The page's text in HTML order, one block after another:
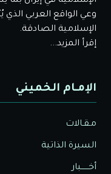
وعي الواقع العربي
الإسلامية الصادقة.
إقرأ المزيد...
الإمـام الخميني
مـقـالات
السيرة الذاتية
أخــــــبار